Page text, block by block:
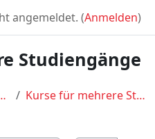
angemeldet. (Anmelden)
Studiengänge
Kurse für mehrere Studiengänge